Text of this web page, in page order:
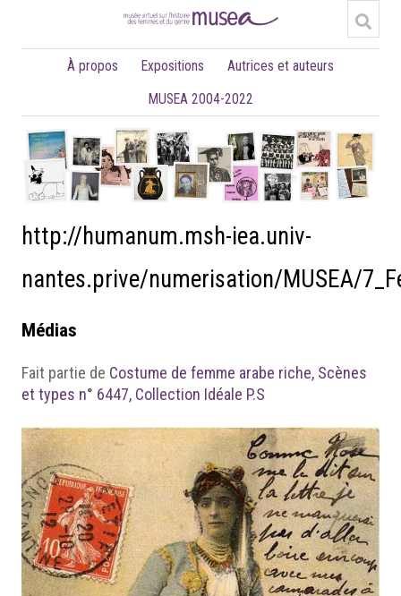
À propos Expositions
Autrices et auteurs
MUSEA 2004-2022
http://humanum.msh-iea.univ-
nantes.prive/numerisation/MUSEA/
Médias
Fait partie de Costume de femme arabe riche, Scènes
et types n° 6447, Collection Idéale P.S